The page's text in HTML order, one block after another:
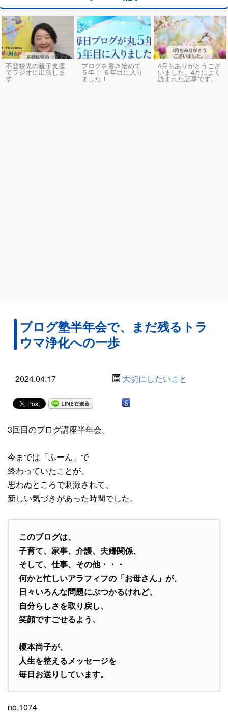
不登校児の親子支援
でラジオに出演しま
す
ブログを書き始めて
５年！ ６年目に入り
ました！
4月もありがとうござ
いました。4月によく
読まれた記事です。
ブログ塾半年会で、まだ残るトラ
ウマ浄化への一歩
2024.04.17 大切にしたいこと
3回目のブログ講座半年会。
今までは「ふーん」で
終わっていたことが、
思わぬところで刺激されて、
新しい気づきがあった時間でした。
このブログは、
子育て、家事、介護、夫婦関係、
そして、仕事、その他・・・
何かと忙しいアラフィフの「お母さん」が、
日々いろんな問題にぶつかるけれど、
自分らしさを取り戻し、
笑顔ですごせるよう、
榎本尚子が、
人生を整えるメッセージを
毎日お送りしています。
no.1074